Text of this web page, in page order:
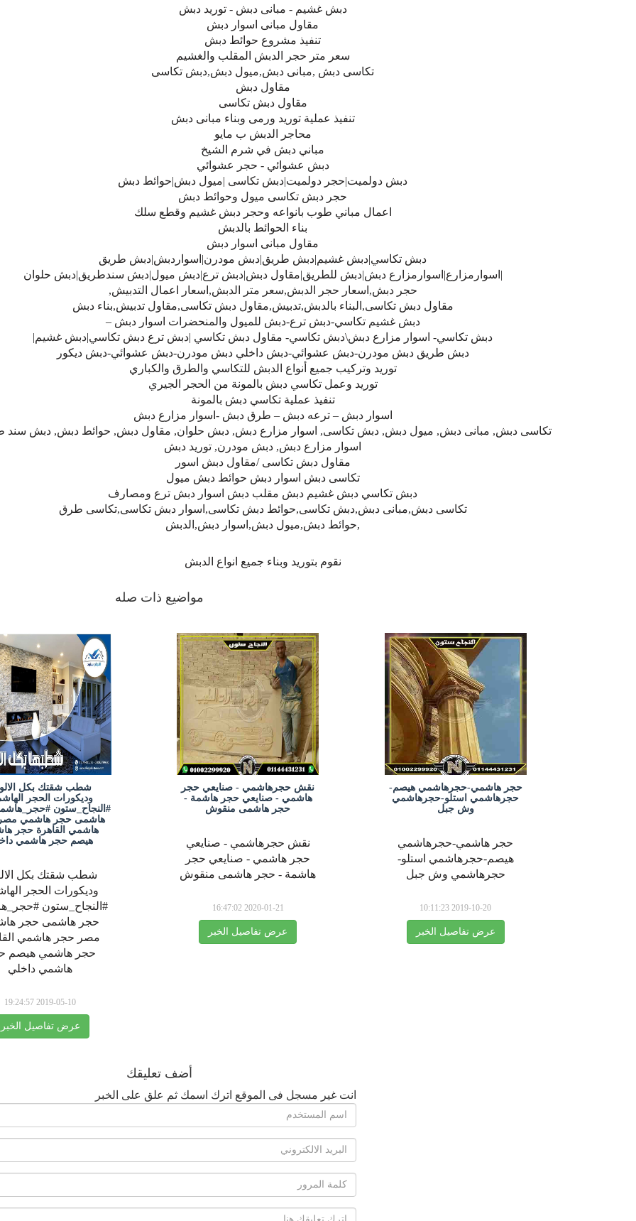
دبش غشيم - مبانى دبش - توريد دبش
مقاول مبانى اسوار دبش
تنفيذ مشروع حوائط دبش
سعر متر حجر الدبش المقلب والغشيم
تكاسى دبش ,مبانى دبش,ميول دبش,دبش تكاسى
مقاول دبش
مقاول دبش تكاسى
تنفيذ عملية توريد ورمى وبناء مبانى دبش
محاجر الدبش ب مايو
مباني دبش في شرم الشيخ
دبش عشوائي - حجر عشوائي
دبش دولميت|حجر دولميت|دبش تكاسى |ميول دبش|حوائط دبش
حجر دبش تكاسى ميول وحوائط دبش
اعمال مباني طوب بانواعه وحجر دبش غشيم وقطع سلك
بناء الحوائط بالدبش
مقاول مبانى اسوار دبش
دبش تكاسي|دبش غشيم|دبش طريق|دبش مودرن|اسواردبش|دبش طريق
|اسوارمزارع|اسوارمزارع دبش|دبش للطريق|مقاول دبش|دبش ترع|دبش ميول|دبش سندطريق|دبش حلوان
حجر دبش,اسعار حجر الدبش,سعر متر الدبش,اسعار اعمال التدبيش,
مقاول دبش تكاسى,البناء بالدبش,تدبيش,مقاول دبش تكاسى,مقاول تدبيش,بناء دبش
دبش غشيم تكاسي-دبش ترع-دبش للميول والمنحضرات اسوار دبش –
دبش تكاسي- اسوار مزارع دبش\دبش تكاسي- مقاول دبش تكاسي |دبش ترع دبش تكاسي|دبش غشيم|
دبش طريق دبش مودرن-دبش عشوائي-دبش داخلي دبش مودرن-دبش عشوائي-دبش ديكور
توريد وتركيب جميع أنواع الدبش للتكاسي والطرق والكباري
توريد وعمل تكاسي دبش بالمونة من الحجر الجيري
تنفيذ عملية تكاسي دبش بالمونة
اسوار دبش – ترعه دبش – طرق دبش -اسوار مزارع دبش
تكاسى دبش, مبانى دبش, ميول دبش, دبش تكاسى, اسوار مزارع دبش, دبش حلوان, مقاول دبش, حوائط دبش, دبش سند
اسوار مزارع دبش, دبش مودرن, توريد دبش
مقاول دبش تكاسى /مقاول دبش اسور
تكاسى دبش اسوار دبش حوائط دبش ميول
دبش تكاسي دبش غشيم دبش مقلب دبش اسوار دبش ترع ومصارف
تكاسى دبش,مبانى دبش,دبش تكاسى,حوائط دبش تكاسى,اسوار دبش تكاسى,تكاسى طرق
,حوائط دبش,ميول دبش,اسوار دبش,الدبش
نقوم بتوريد وبناء جميع انواع الدبش
مواضيع ذات صله
حجر هاشمي-حجرهاشمي هيصم-
حجرهاشمي استلو-حجرهاشمي
وش جبل
حجر هاشمي-حجرهاشمي
هيصم-حجرهاشمي استلو-
حجرهاشمي وش جبل
2019-10-20 10:11:23
عرض تفاصيل الخبر
نقش حجرهاشمي - صنايعي حجر
هاشمي - صنايعي حجر هاشمة -
حجر هاشمى منقوش
نقش حجرهاشمي - صنايعي
حجر هاشمي - صنايعي حجر
هاشمة - حجر هاشمى منقوش
2020-01-21 16:47:02
عرض تفاصيل الخبر
شطب شقتك بكل
وديكورات الحجر
#النجاح_ستون
هاشمى حجر هاشمي
هاشمي القاهرة حجر
هيصم حجر هاشمي
شطب شقتك بكل
وديكورات الحجر
#النجاح_ستون
حجر هاشمى حجر
مصر حجر هاشمي
حجر هاشمي هيصم
هاشمي داخلي
2019-05-10 19:24:57
عرض تفاصيل الخبر
أضف تعليقك
انت غير مسجل فى الموقع اترك اسمك ثم علق على الخبر